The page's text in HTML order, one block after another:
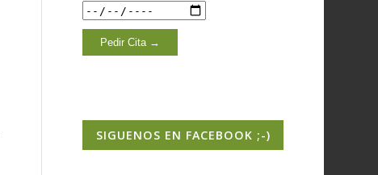
SIGUENOS EN FACEBOOK ;-)